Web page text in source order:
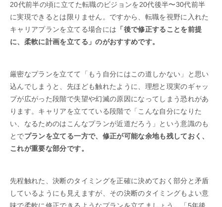
20代前半の頃に立てた転職のビジョンを20代後半〜30代前半
に実現できるとは限りません。ですから、転職を視野に入れた
キャリアプランを立てる場合には 「後で修正することを前提
に、柔軟に計画を立てる」のがおすすめです。
厳密なプランを立てて「もう自分にはこの道しかない」と思い
込んでしまうと、先ほども触れたように、理想と現実のギャッ
プが広がった段階で失望や幻滅の原因になってしまう恐れがあ
ります。キャリアを立てている段階で「こんな自分になりた
い、なるためのはこんなプランが近道だろう」という意識のも
とでプランを立てる一方で、修正が可能な余地も残しておく、
これが重要な部分です。
先程触れた、決断のタイミングを正確に決めておく部分と矛盾
しているようにも見えますが、その決断のタイミングもよい意